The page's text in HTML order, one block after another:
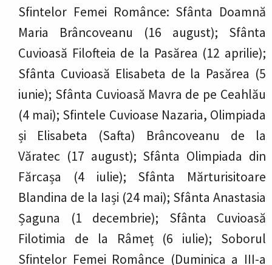
Sfintelor Femei Românce: Sfânta Doamnă
Maria Brâncoveanu (16 august); Sfânta
Cuvioasă Filofteia de la Pasărea (12 aprilie);
Sfânta Cuvioasă Elisabeta de la Pasărea (5
iunie); Sfânta Cuvioasă Mavra de pe Ceahlău
(4 mai); Sfintele Cuvioase Nazaria, Olimpiada
și Elisabeta (Safta) Brâncoveanu de la
Văratec (17 august); Sfânta Olimpiada din
Fărcașa (4 iulie); Sfânta Mărturisitoare
Blandina de la Iași (24 mai); Sfânta Anastasia
Șaguna (1 decembrie); Sfânta Cuvioasă
Filotimia de la Râmeț (6 iulie); Soborul
Sfintelor Femei Românce (Duminica a III-a